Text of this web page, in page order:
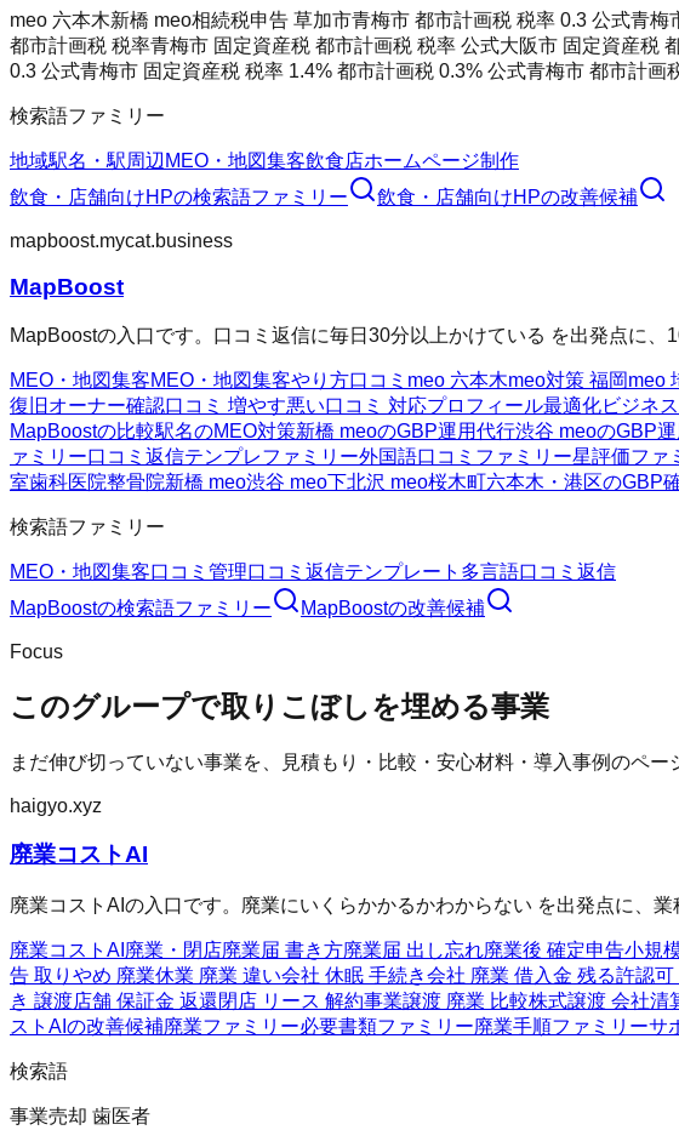
meo 六本木新橋 meo相続税申告 草加市青梅市 都市計画税 税率 0.3 公式青梅
都市計画税 税率青梅市 固定資産税 都市計画税 税率 公式大阪市 固定資産税
0.3 公式青梅市 固定資産税 税率 1.4% 都市計画税 0.3% 公式青梅市 都市計画
検索語ファミリー
地域駅名・駅周辺 MEO・地図集客飲食店ホームページ制作
飲食・店舗向けHPの検索語ファミリー 飲食・店舗向けHPの改善候補
mapboost.mycat.business
MapBoost
MapBoostの入口です。口コミ返信に毎日30分以上かけている を出発点に
MEO・地図集客MEO・地図集客やり方口コミ meo 六本木meo対策 福岡meo
復旧 オーナー確認口コミ 増やす悪い口コミ 対応プロフィール最適化ビジネ
MapBoostの比較駅名のMEO対策新橋 meoのGBP運用代行渋谷 meoのGBP
ァミリー口コミ返信テンプレファミリー外国語口コミファミリー星評価ファ
室歯科医院整骨院新橋 meo渋谷 meo下北沢 meo桜木町六本木・港区のGBP
検索語ファミリー
MEO・地図集客口コミ管理口コミ返信テンプレート 多言語口コミ返信
MapBoostの検索語ファミリー MapBoostの改善候補
Focus
このグループで取りこぼしを埋める事業
まだ伸び切っていない事業を、見積もり・比較・安心材料・導入事例のペー
haigyo.xyz
廃業コストAI
廃業コストAIの入口です。廃業にいくらかかるかわからない を出発点に、
廃業コストAI 廃業・閉店廃業届 書き方廃業届 出し忘れ廃業後 確定申告小規
告 取りやめ 廃業休業 廃業 違い会社 休眠 手続き会社 廃業 借入金 残る許認可
き 譲渡店舗 保証金 返還閉店 リース 解約事業譲渡 廃業 比較株式譲渡 会社清
ストAIの改善候補廃業ファミリー必要書類ファミリー廃業手順ファミリーサ
検索語
事業売却 歯医者